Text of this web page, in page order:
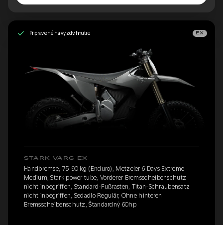
Pripravené na vyzdvihnutie EX
STARK VARG EX
Handbremse, 75-90 kg (Enduro), Metzeler 6 Days Extreme
Medium, Stark power tube, Vorderer Bremsscheibenschutz
nicht inbegriffen, Standard-Fußrasten, Titan-Schraubensatz
nicht inbegriffen, Sedadlo Regulär, Ohne hinteren
Bremsscheibenschutz, Štandardný 60hp